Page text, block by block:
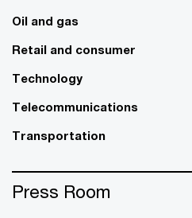
Oil and gas
Retail and consumer
Technology
Telecommunications
Transportation
Press Room